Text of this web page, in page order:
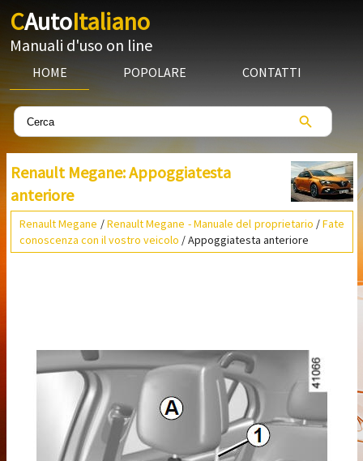
CAutoItaliano
Manuali d'uso on line
HOME POPOLARE CONTATTI
Renault Megane: Appoggiatesta
anteriore
Renault Megane /Renault Megane - Manuale del proprietario /Fate
conoscenza con il vostro veicolo / Appoggiatesta anteriore